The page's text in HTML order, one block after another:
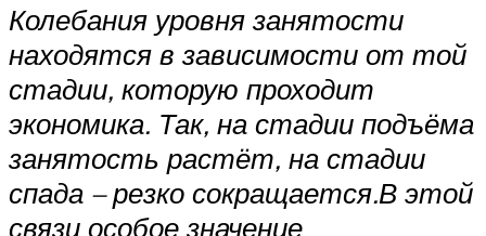
Колебания уровня занятости
находятся в зависимости от той
стадии, которую проходит
экономика. Так, на стадии подъёма
занятость растёт, на стадии
спада – резко сокращается.В этой
связи особое значение